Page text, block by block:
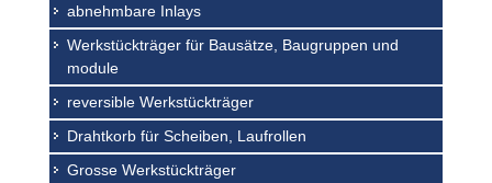
abnehmbare Inlays
Werkstückträger für Bausätze, Baugruppen und
module
reversible Werkstückträger
Drahtkorb für Scheiben, Laufrollen
Grosse Werkstückträger